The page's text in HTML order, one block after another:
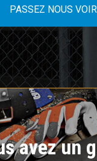
PASSEZ NOUS VOIR
avez un